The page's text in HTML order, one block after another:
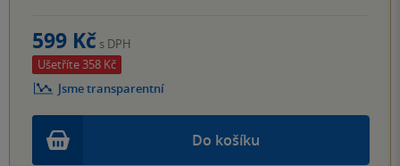
Do košíku
599 Kč s DPH
Ušetříte 358 Kč
Jsme transparentní